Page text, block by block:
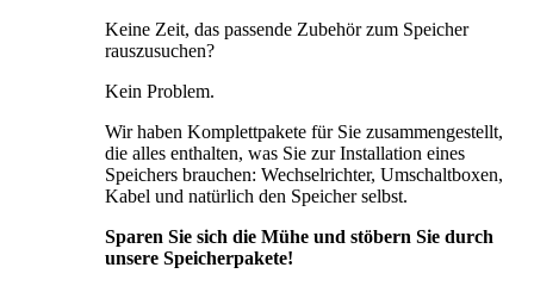
Keine Zeit, das passende Zubehör zum Speicher
rauszusuchen?
Kein Problem.
Wir haben Komplettpakete für Sie zusammengestellt,
die alles enthalten, was Sie zur Installation eines
Speichers brauchen: Wechselrichter, Umschaltboxen,
Kabel und natürlich den Speicher selbst.
Sparen Sie sich die Mühe und stöbern Sie durch
unsere Speicherpakete!